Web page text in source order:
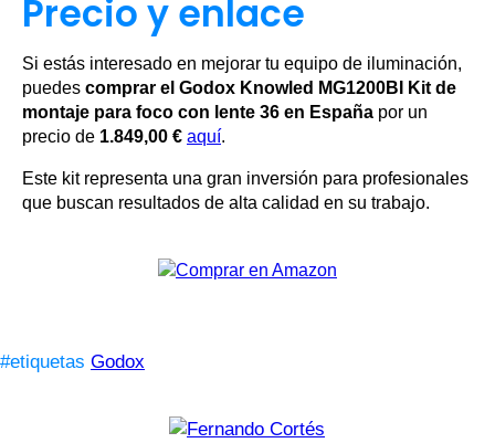
Precio y enlace
Si estás interesado en mejorar tu equipo de iluminación,
puedes comprar el Godox Knowled MG1200BI Kit de
montaje para foco con lente 36 en España por un
precio de 1.849,00 € aquí.
Este kit representa una gran inversión para profesionales
que buscan resultados de alta calidad en su trabajo.
#etiquetas Godox